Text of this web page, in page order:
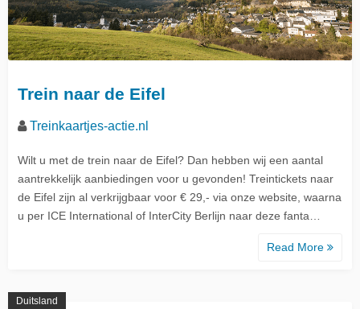
Trein naar de Eifel
Treinkaartjes-actie.nl
Wilt u met de trein naar de Eifel? Dan hebben wij een aantal
aantrekkelijk aanbiedingen voor u gevonden! Treintickets naar
de Eifel zijn al verkrijgbaar voor € 29,- via onze website, waarna
u per ICE International of InterCity Berlijn naar deze fanta…
Read More
Duitsland